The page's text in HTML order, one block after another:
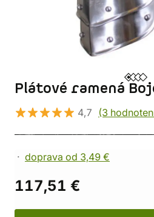
Plátové ramená
4,7 (3
doprava od 3,49 €
117,51 €